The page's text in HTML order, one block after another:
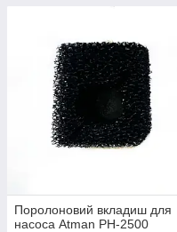
Поролоновий вкладиш для
насоса Atman PH-2500